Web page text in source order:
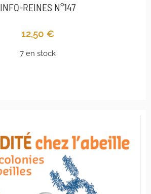
INFO-REINES N°147
12,50 €
7 en stock